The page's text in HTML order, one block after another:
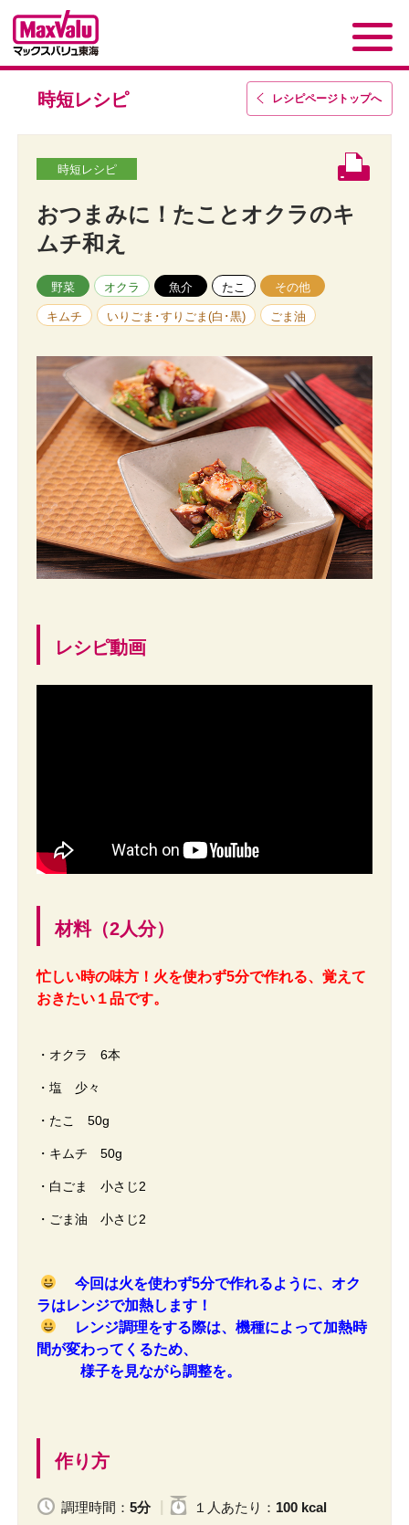
レシピページトップへ
時短レシピ
時短レシピ
おつまみに！たことオクラのキ
ムチ和え
野菜 オクラ 魚介 たこ その他
キムチ いりごま･すりごま(白･黒) ごま油
レシピ動画
材料（2人分）
忙しい時の味方！火を使わず5分で作れる、覚えて
おきたい１品です。
・オクラ 6本
・塩 少々
・たこ 50g
・キムチ 50g
・白ごま 小さじ2
・ごま油 小さじ2
今回は火を使わず5分で作れるように、オク
ラはレンジで加熱します！
レンジ調理をする際は、機種によって加熱時
間が変わってくるため、
様子を見ながら調整を。
作り方
調理時間： 5分 １人 あたり ： 100 kcal